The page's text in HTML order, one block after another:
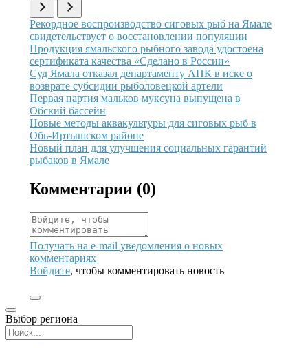
Иллюстрация новости
Рекордное воспроизводство сиговых рыб на Ямале
свидетельствует о восстановлении популяции
Иллюстрация новости
Продукция ямальского рыбного завода удостоена
сертификата качества «Сделано в России»
Иллюстрация новости
Суд Ямала отказал департаменту АПК в иске о
возврате субсидии рыболовецкой артели
Иллюстрация новости
Первая партия мальков муксуна выпущена в
Обский бассейн
Иллюстрация новости
Новые методы аквакультуры для сиговых рыб в
Обь-Иртышском районе
Иллюстрация новости
Новый план для улучшения социальных гарантий
рыбаков в Ямале
Комментарии (0)
Получать на e‑mail уведомления о новых
комментариях
Войдите, чтобы комментировать новость
Выбор региона